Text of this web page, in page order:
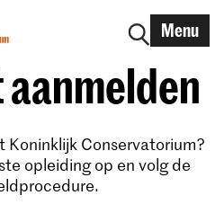
Menu
Koninklijk Conservatorium?
opleiding op en volg de